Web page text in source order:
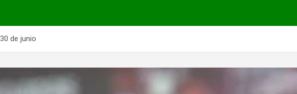
de junio